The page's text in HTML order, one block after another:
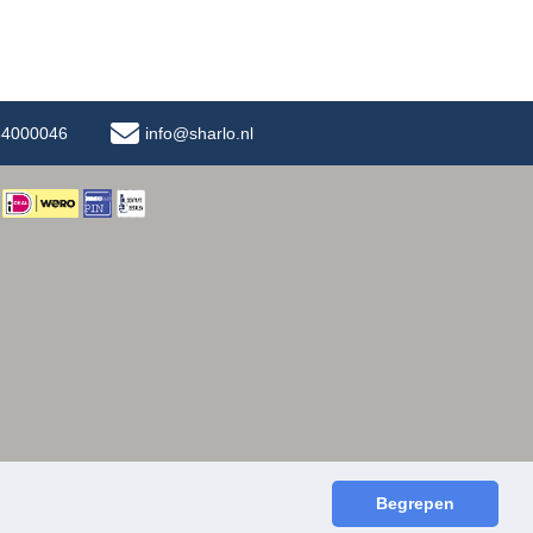
Begrepen
info@sharlo.nl
facebook